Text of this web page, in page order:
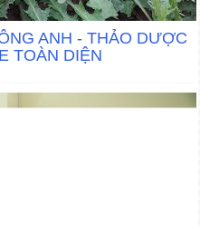
ANH - THẢO DƯỢC
TOÀN DIỆN